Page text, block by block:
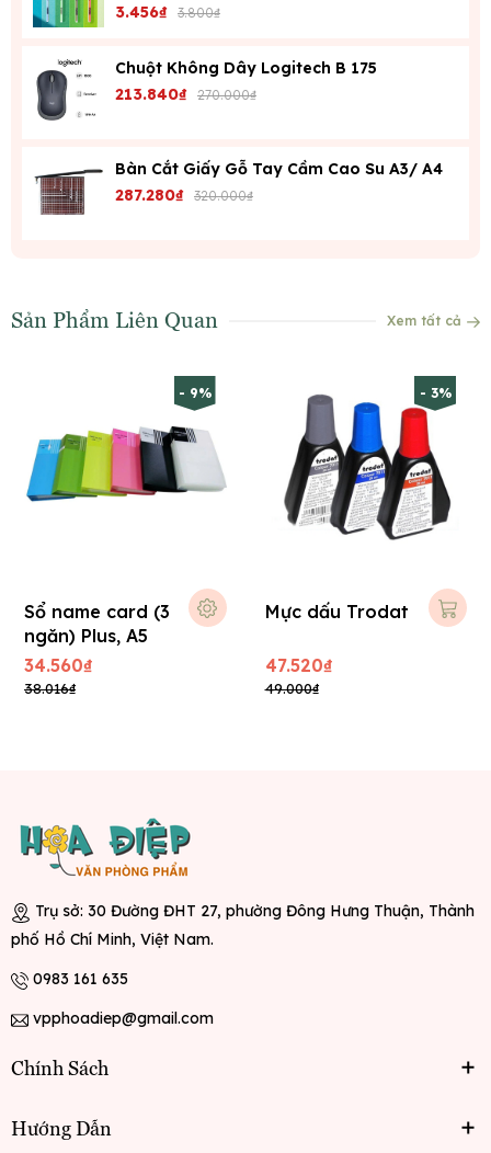
3.456₫ 3.800₫
Chuột Không Dây Logitech B 175
213.840₫ 270.000₫
Bàn Cắt Giấy Gỗ Tay Cầm Cao Su A3/ A4
287.280₫ 320.000₫
Sản Phẩm Liên Quan Xem tất cả
- 9%
Sổ name card (3
ngăn) Plus, A5
34.560₫
38.016₫
- 3%
Mực dấu Trodat
47.520₫
49.000₫
Trụ sở: 30 Đường ĐHT 27, phường Đông Hưng Thuận, Thành
phố Hồ Chí Minh, Việt Nam.
0983 161 635
vpphoadiep@gmail.com
Chính Sách
Hướng Dẫn